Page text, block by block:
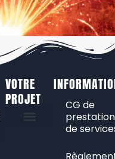
VOTRE
PROJET
CG de
de